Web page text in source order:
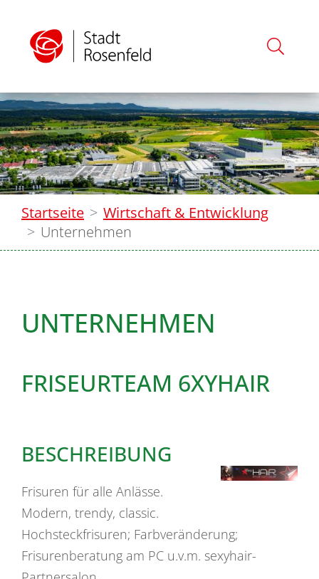
Startseite
Wirtschaft & Entwicklung
Unternehmen
UNTERNEHMEN
FRISEURTEAM 6XYHAIR
BESCHREIBUNG
Frisuren für alle Anlässe.
Modern, trendy, classic.
Hochsteckfrisuren; Farbveränderung;
Frisurenberatung am PC u.v.m. sexyhair-